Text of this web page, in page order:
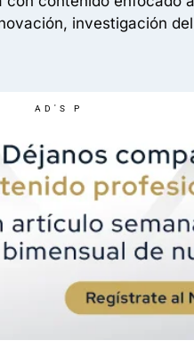
investigación
AD'S P